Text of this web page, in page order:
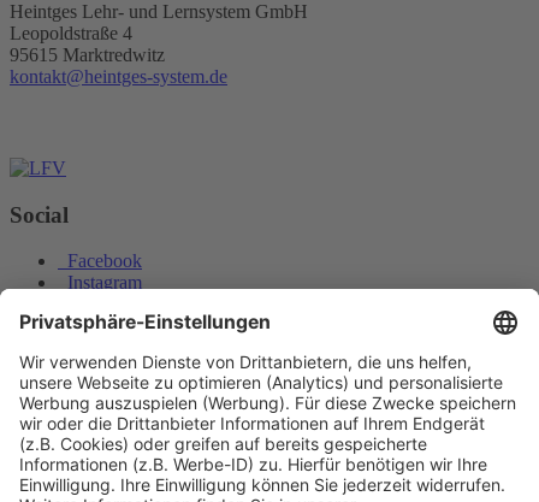
Heintges Lehr- und Lernsystem GmbH
Leopoldstraße 4
95615 Marktredwitz
kontakt@heintges-system.de
Social
Facebook
Instagram
Impressum
Informationspflichten
Datenschutz
Widerrufsbelehrung